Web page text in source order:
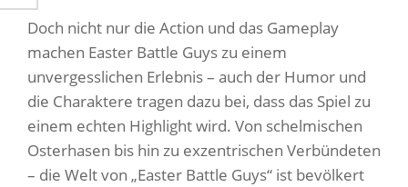
Doch nicht nur die Action und das Gameplay
machen Easter Battle Guys zu einem
unvergesslichen Erlebnis – auch der Humor und
die Charaktere tragen dazu bei, dass das Spiel zu
einem echten Highlight wird. Von schelmischen
Osterhasen bis hin zu exzentrischen Verbündeten
– die Welt von „Easter Battle Guys“ ist bevölkert